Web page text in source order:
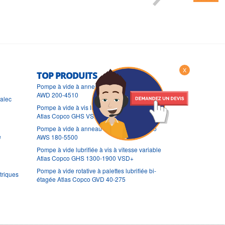
TOP PRODUITS
Pompe à vide à anneau liquide Atlas Copco
AWD 200-4510
Pompe à vide à vis lubrifiée à vitesse variable
Atlas Copco GHS VSD+
Pompe à vide à anneau liquide Atlas Copco
AWS 180-5500
Pompe à vide lubrifiée à vis à vitesse variable
Atlas Copco GHS 1300-1900 VSD+
Pompe à vide rotative à palettes lubrifiée bi-
étagée Atlas Copco GVD 40-275
X